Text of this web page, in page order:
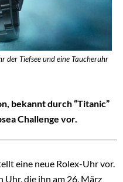
der Tiefsee und eine Taucheruhr
bekannt durch “Titanic”
Challenge vor.
eine neue Rolex-Uhr vor.
die ihn am 26. März